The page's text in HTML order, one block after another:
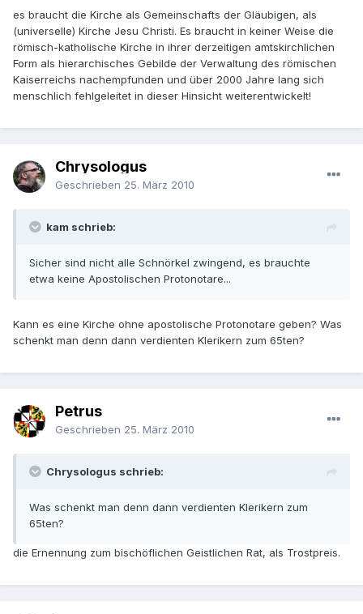
es braucht die Kirche als Gemeinschafts der Gläubigen, als
(universelle) Kirche Jesu Christi. Es braucht in keiner Weise die
römisch-katholische Kirche in ihrer derzeitigen amtskirchlichen
Form als hierarchisches Gebilde der Verwaltung des römischen
Kaiserreichs nachempfunden und über 2000 Jahre lang sich
menschlich fehlgeleitet in dieser Hinsicht weiterentwickelt!
Chrysologus
Geschrieben 25. März 2010
kam schrieb:
Sicher sind nicht alle Schnörkel zwingend, es brauchte
etwa keine Apostolischen Protonotare...
Kann es eine Kirche ohne apostolische Protonotare geben? Was
schenkt man denn dann verdienten Klerikern zum 65ten?
Petrus
Geschrieben 25. März 2010
Chrysologus schrieb:
Was schenkt man denn dann verdienten Klerikern zum
65ten?
die Ernennung zum bischöflichen Geistlichen Rat, als Trostpreis.